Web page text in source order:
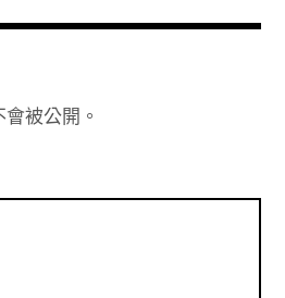
被公開。